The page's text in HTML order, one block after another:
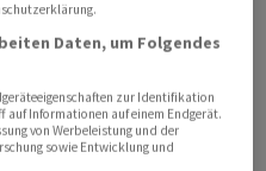
im Roten Meer lassen
die vom Iran
den grössten Angriff
durchführte. Die
Öl im Irak und in
Daten, um Folgendes
zur Identifikation
auf Informationen auf einem Endgerät.
von Werbeleistung und der
sowie Entwicklung und